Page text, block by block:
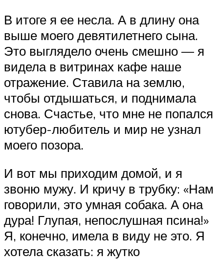
В итоге я ее несла. А в длину она
выше моего девятилетнего сына.
Это выглядело очень смешно — я
видела в витринах кафе наше
отражение. Ставила на землю,
чтобы отдышаться, и поднимала
снова. Счастье, что мне не попался
ютубер-любитель и мир не узнал
моего позора.
И вот мы приходим домой, и я
звоню мужу. И кричу в трубку: «Нам
говорили, это умная собака. А она
дура! Глупая, непослушная псина!»
Я, конечно, имела в виду не это. Я
хотела сказать: я жутко